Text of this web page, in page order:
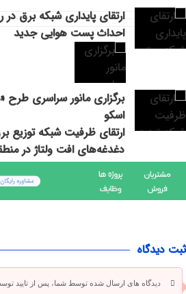
ارتقای پایداری شبکه برق
احداث پست هوایی جدید
برگزاری مانور سراسری طرح
اسکو
ارتقای ظرفیت شبکه توزیع
دغدغه‌های افت ولتاژ در
ثبت دیدگاه
دیدگاه های ارسال شده توسط شما، پس از تایید